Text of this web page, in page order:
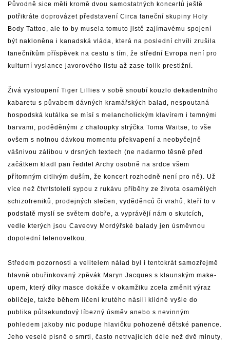
Původně sice měli kromě dvou samostatných koncertů ještě
potřikráte doprovázet představení Circa taneční skupiny Holy
Body Tattoo, ale to by musela tomuto jistě zajímavému spojení
být nakloněna i kanadská vláda, která na poslední chvíli zrušila
tanečníkům příspěvek na cestu s tím, že střední Evropa není pro
kulturní vyslance javorového listu až zase tolik prestižní.
Živá vystoupení Tiger Lillies v sobě snoubí kouzlo dekadentního
kabaretu s půvabem dávných kramářských balad, nespoutaná
hospodská kutálka se mísí s melancholickým klavírem i temnými
barvami, poděděnými z chaloupky strýčka Toma Waitse, to vše
ovšem s notnou dávkou momentu překvapení a neobyčejně
vášnivou zálibou v drsných textech (ne nadarmo těsně před
začátkem kladl pan ředitel Archy osobně na srdce všem
přítomným citlivým duším, že koncert rozhodně není pro ně). Už
více než čtvrtstoletí sypou z rukávu příběhy ze života osamělých
schizofreniků, prodejných slečen, vyděděnců či vrahů, kteří to v
podstatě myslí se světem dobře, a vyprávějí nám o skutcích,
vedle kterých jsou Caveovy Mordýřské balady jen úsměvnou
dopolední telenovelkou.
Středem pozornosti a velitelem nálad byl i tentokrát samozřejmě
hlavně obuřinkovaný zpěvák Maryn Jacques s klaunským make-
upem, který díky masce dokáže v okamžiku zcela změnit výraz
obličeje, takže během líčení krutého násilí klidně vyšle do
publika půlsekundový líbezný úsměv anebo s nevinným
pohledem jakoby nic podupe hlavičku pohozené dětské panence.
Jeho veselé písně o smrti, často netrvajících déle než dvě minuty,